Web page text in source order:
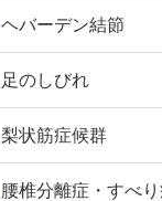
ヘバーデン結節
足のしびれ
梨状筋症候群
腰椎分離症・すべり